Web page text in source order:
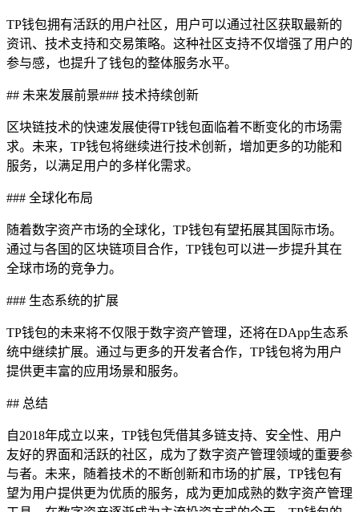
TP钱包拥有活跃的用户社区，用户可以通过社区获取最新的
资讯、技术支持和交易策略。这种社区支持不仅增强了用户的
参与感，也提升了钱包的整体服务水平。
## 未来发展前景### 技术持续创新
区块链技术的快速发展使得TP钱包面临着不断变化的市场需
求。未来，TP钱包将继续进行技术创新，增加更多的功能和
服务，以满足用户的多样化需求。
### 全球化布局
随着数字资产市场的全球化，TP钱包有望拓展其国际市场。
通过与各国的区块链项目合作，TP钱包可以进一步提升其在
全球市场的竞争力。
### 生态系统的扩展
TP钱包的未来将不仅限于数字资产管理，还将在DApp生态系
统中继续扩展。通过与更多的开发者合作，TP钱包将为用户
提供更丰富的应用场景和服务。
## 总结
自2018年成立以来，TP钱包凭借其多链支持、安全性、用户
友好的界面和活跃的社区，成为了数字资产管理领域的重要参
与者。未来，随着技术的不断创新和市场的扩展，TP钱包有
望为用户提供更为优质的服务，成为更加成熟的数字资产管理